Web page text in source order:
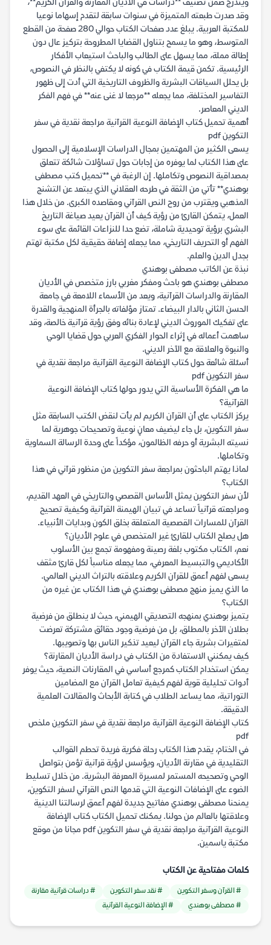
ويندرج ضمن تصنيف **دراسات في الأديان المقارنة والقرآن الكريم**،
وقد صدرت طبعته المتميزة في سنوات سابقة لتقدم إسهاما نوعيا
للمكتبة العربية. يبلغ عدد صفحات الكتاب حوالي 280 صفحة من القطع
المتوسط، وهو ما يسمح بتناول القضايا المطروحة بتركيز عال دون
إطالة مملة، مما يسهل على الطالب والباحث استيعاب الأفكار
الرئيسية. تكمن قيمة الكتاب في كونه لا يكتفي بالنظر في النصوص،
بل يحلل السياقات البشرية والظروف التاريخية التي أدت إلى ظهور
التفاسير المختلفة، مما يجعله **مرجعا لا غنى عنه** في فهم الفكر
الديني المعاصر.
أهمية تحميل كتاب الإضافة النوعية القرآنية مراجعة نقدية في سفر
التكوين pdf
يسعى الكثير من المهتمين بمجال الدراسات الإسلامية إلى الحصول
على هذا الكتاب لما يوفره من إجابات حول تساؤلات شائكة تتعلق
بمصداقية النصوص وتكاملها. إن الرغبة في **تحميل كتب مصطفى
بوهندي** تأتي من الثقة في طرحه العقلاني الذي يبتعد عن التشنج
المذهبي ويقترب من روح النص القرآني ومقاصده الكبرى. من خلال هذا
العمل، يتمكن القارئ من رؤية كيف أن القرآن يعيد صياغة التاريخ
البشري برؤية توحيدية شاملة، تضع حدا للنزاعات القائمة على سوء
الفهم أو التحريف التاريخي، مما يجعله إضافة حقيقية لكل مكتبة تهتم
بجدل الدين والعلم.
نبذة عن الكاتب مصطفى بوهندي
مصطفى بوهندي هو باحث ومفكر مغربي بارز متخصص في الأديان
المقارنة والدراسات القرآنية، ويعد من الأسماء اللامعة في جامعة
الحسن الثاني بالدار البيضاء. تمتاز مؤلفاته بالجرأة المنهجية والقدرة
على تفكيك الموروث الديني لإعادة بنائه وفق رؤية قرآنية خالصة، وقد
ساهمت أعماله في إثراء الحوار الفكري العربي حول قضايا الوحي
والنبوة والعلاقة مع الآخر الديني.
أسئلة شائعة حول كتاب الإضافة النوعية القرآنية مراجعة نقدية في
سفر التكوين pdf
ما هي الفكرة الأساسية التي يدور حولها كتاب الإضافة النوعية
القرآنية؟
يركز الكتاب على أن القرآن الكريم لم يأت لنقض الكتب السابقة مثل
سفر التكوين، بل جاء ليضيف معانٍ نوعية وتصحيحات جوهرية لما
نسيته البشرية أو حرفه الظالمون، مؤكداً على وحدة الرسالة السماوية
وتكاملها.
لماذا يهتم الباحثون بمراجعة سفر التكوين من منظور قرآني في هذا
الكتاب؟
لأن سفر التكوين يمثل الأساس القصصي والتاريخي في العهد القديم،
ومراجعته قرآنياً تساعد في تبيان الهيمنة القرآنية وكيفية تصحيح
القرآن للمسارات القصصية المتعلقة بخلق الكون وبدايات الأنبياء.
هل يصلح الكتاب للقارئ غير المتخصص في علوم الأديان؟
نعم، الكتاب مكتوب بلغة رصينة ومفهومة تجمع بين الأسلوب
الأكاديمي والتبسيط المعرفي، مما يجعله مناسباً لكل قارئ مثقف
يسعى لفهم أعمق للقرآن الكريم وعلاقته بالتراث الديني العالمي.
ما الذي يميز منهج مصطفى بوهندي في هذا الكتاب عن غيره من
الكتاب؟
يتميز بوهندي بمنهجه التصديقي الهيمني، حيث لا ينطلق من فرضية
بطلان الآخر بالمطلق، بل من فرضية وجود حقائق مشتركة تعرضت
لمتغيرات بشرية جاء القرآن ليعيد تذكير الناس بها وتصويبها.
كيف يمكنني الاستفادة من الكتاب في دراسة الأديان المقارنة؟
يمكن استخدام الكتاب كمرجع أساسي في المقارنات النصية، حيث يوفر
أدوات تحليلية قوية لفهم كيفية تعامل القرآن مع المضامين
التوراتية، مما يساعد الطلاب في كتابة الأبحاث والمقالات العلمية
الدقيقة.
كتاب الإضافة النوعية القرآنية مراجعة نقدية في سفر التكوين ملخص
pdf
في الختام، يقدم هذا الكتاب رحلة فكرية فريدة تحطم القوالب
التقليدية في مقارنة الأديان، ويؤسس لرؤية قرآنية تؤمن بتواصل
الوحي وتصحيحه المستمر لمسيرة المعرفة البشرية. من خلال تسليط
الضوء على الإضافات النوعية التي قدمها النص القرآني لسفر التكوين،
يمنحنا مصطفى بوهندي مفاتيح جديدة لفهم أعمق لرسالتنا الدينية
وعلاقتها بالعالم من حولنا. يمكنك تحميل الكتاب كتاب الإضافة
النوعية القرآنية مراجعة نقدية في سفر التكوين pdf مجانا من موقع
مكتبة ياسمين.
كلمات مفتاحية عن الكتاب
# القرآن وسفر التكوين # نقد سفر التكوين
# دراسات قرآنية مقارنة
# مصطفى بوهندي
# الإضافة النوعية القرآنية